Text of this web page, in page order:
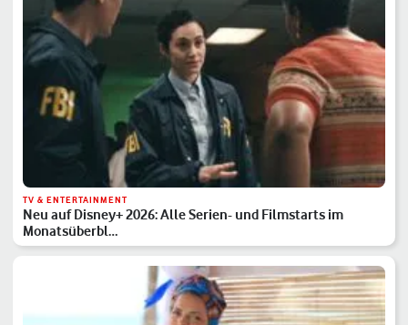
TV & ENTERTAINMENT
Neu auf Disney+ 2026: Alle Serien- und Filmstarts im
Monatsüberbl…